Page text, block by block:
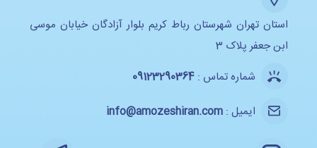
استان تهران شهرستان رباط کریم بلوار آزادگان خیابان موسی
ابن جعفر پلاک 3
شماره تماس :09123290364
ایمیل :info@amozeshiran.com